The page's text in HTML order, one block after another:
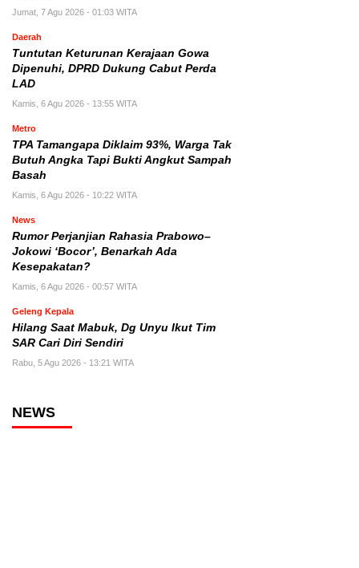
Jumat, 7 Agu 2026 - 01:03 WITA
Daerah
Tuntutan Keturunan Kerajaan Gowa
Dipenuhi, DPRD Dukung Cabut Perda
LAD
Kamis, 6 Agu 2026 - 13:55 WITA
Metro
TPA Tamangapa Diklaim 93%, Warga Tak
Butuh Angka Tapi Bukti Angkut Sampah
Basah
Kamis, 6 Agu 2026 - 10:22 WITA
News
Rumor Perjanjian Rahasia Prabowo–
Jokowi ‘Bocor’, Benarkah Ada
Kesepakatan?
Kamis, 6 Agu 2026 - 00:57 WITA
Geleng Kepala
Hilang Saat Mabuk, Dg Unyu Ikut Tim
SAR Cari Diri Sendiri
Rabu, 5 Agu 2026 - 13:21 WITA
NEWS